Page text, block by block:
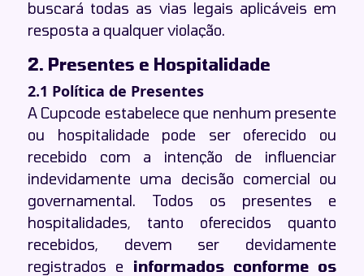
buscará todas as vias legais aplicáveis em
resposta a qualquer violação.
2. Presentes e Hospitalidade
2.1 Política de Presentes
A Cupcode estabelece que nenhum presente
ou hospitalidade pode ser oferecido ou
recebido com a intenção de influenciar
indevidamente uma decisão comercial ou
governamental. Todos os presentes e
hospitalidades, tanto oferecidos quanto
recebidos, devem ser devidamente
registrados e informados conforme os